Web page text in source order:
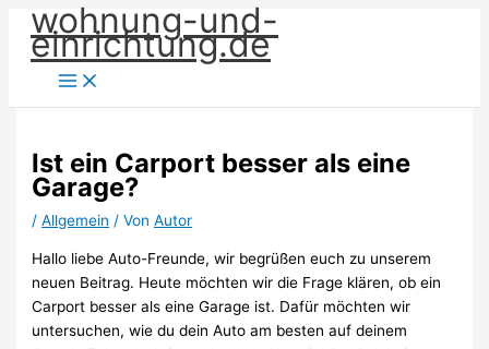
Zum
Inhalt
springen
wohnung-und-
einrichtung.de
Ist ein Carport besser als eine
Garage?
/Allgemein / VonAutor
Hallo liebe Auto-Freunde, wir begrüßen euch zu unserem
neuen Beitrag. Heute möchten wir die Frage klären, ob ein
Carport besser als eine Garage ist. Dafür möchten wir
untersuchen, wie du dein Auto am besten auf deinem